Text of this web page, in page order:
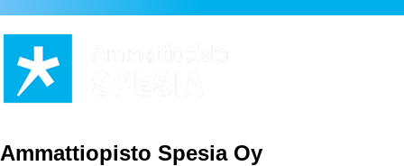
Ammattiopisto Spesia Oy